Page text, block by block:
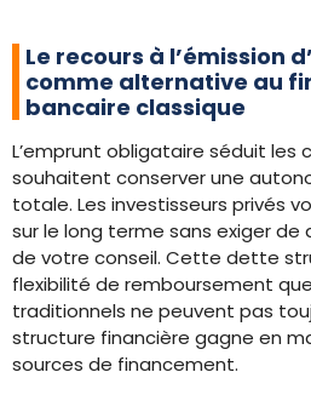
Le recours à l’émission
comme alternative au
bancaire classique
L’emprunt obligataire séduit les
souhaitent conserver une
totale. Les investisseurs privés
sur le long terme sans exiger de
de votre conseil. Cette dette
flexibilité de remboursement
traditionnels ne peuvent pas
structure financière gagne en
sources de financement.